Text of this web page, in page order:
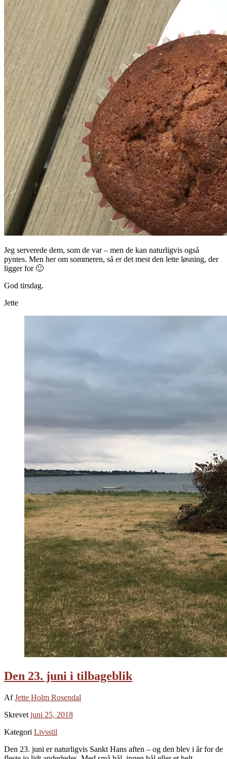
Jeg serverede dem, som de var – men de kan naturligvis også
pyntes. Men her om sommeren, så er det mest den lette løsning, der
ligger for 🙂
God tirsdag.
Jette
Den 23. juni i tilbageblik
AfJette Holm Rosendal
Skrevet juni 25, 2018
Kategori Livsstil
Den 23. juni er naturligvis Sankt Hans aften – og den blev i år for de